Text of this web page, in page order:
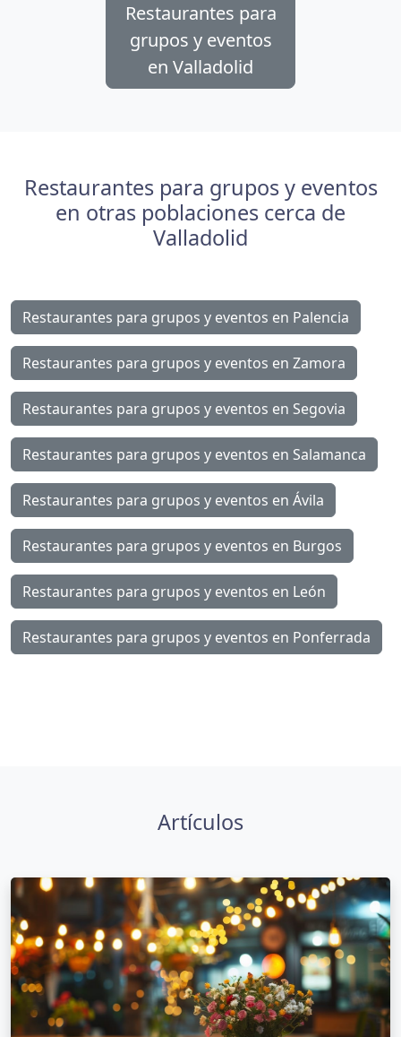
Restaurantes para
grupos y eventos
en Valladolid
Restaurantes para grupos y eventos
en otras poblaciones cerca de
Valladolid
Restaurantes para grupos y eventos en Palencia
Restaurantes para grupos y eventos en Zamora
Restaurantes para grupos y eventos en Segovia
Restaurantes para grupos y eventos en Salamanca
Restaurantes para grupos y eventos en Ávila
Restaurantes para grupos y eventos en Burgos
Restaurantes para grupos y eventos en León
Restaurantes para grupos y eventos en Ponferrada
Artículos